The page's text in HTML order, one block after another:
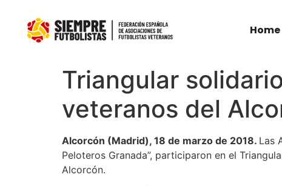
Home
Triangular
veteranos del
Alcorcón (Madrid), 18 de marzo de 2018. Las
Peloteros Granada”, participaron en el
Alcorcón.